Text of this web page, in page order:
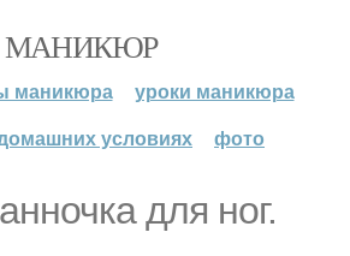
МАНИКЮР
маникюра
уроки маникюра
условиях
фото
для ног.